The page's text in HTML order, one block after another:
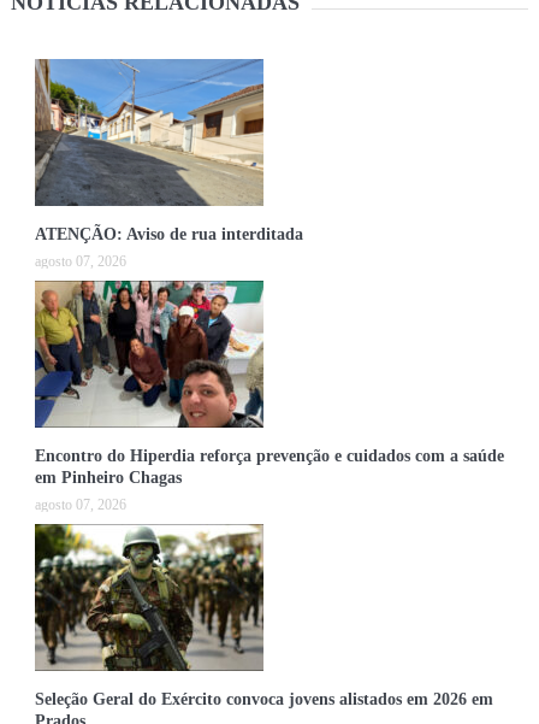
ATENÇÃO: Aviso de rua interditada
agosto 07, 2026
Encontro do Hiperdia reforça prevenção e cuidados com a saúde
em Pinheiro Chagas
agosto 07, 2026
Seleção Geral do Exército convoca jovens alistados em 2026 em